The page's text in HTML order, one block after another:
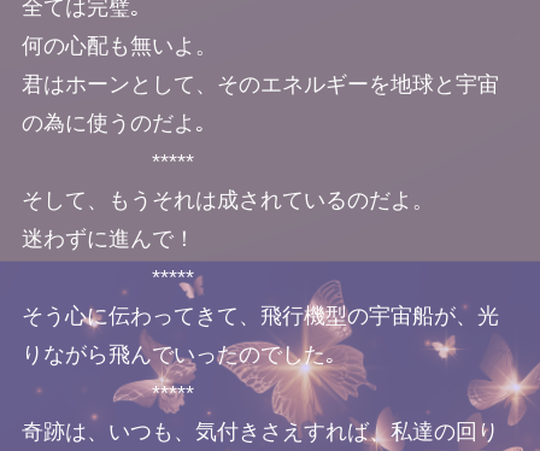
全ては完璧｡
何の心配も無いよ。
君はホーンとして、そのエネルギーを地球と宇宙
の為に使うのだよ｡
*****
そして、もうそれは成されているのだよ。
迷わずに進んで！
*****
そう心に伝わってきて、飛行機型の宇宙船が、光
りながら飛んでいったのでした｡
*****
奇跡は、いつも、気付きさえすれば、私達の回り